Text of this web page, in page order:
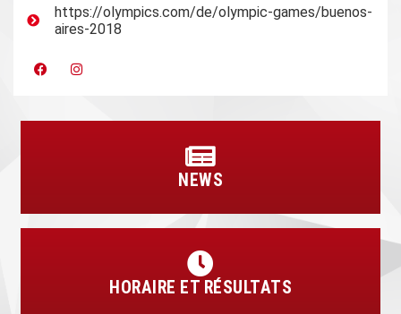
https://olympics.com/de/olympic-games/buenos-
aires-2018
NEWS
HORAIRE ET RÉSULTATS